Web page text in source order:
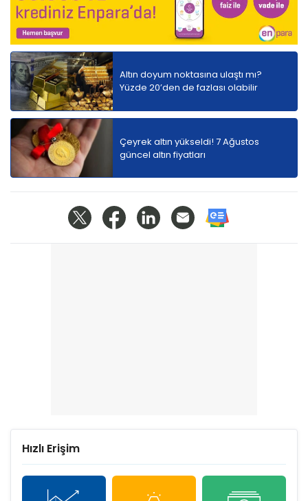
Altın doyum noktasına ulaştı mı?
Yüzde 20’den de fazlası olabilir
Çeyrek altın yükseldi! 7 Ağustos
güncel altın fiyatları
Hızlı Erişim